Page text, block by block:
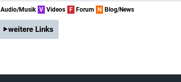
Audio/Musik V Videos F Forum N Blog/News
weitere Links